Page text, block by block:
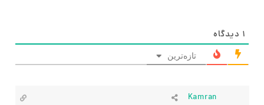
۱ دیدگاه
تازه‌ترین
Kamran